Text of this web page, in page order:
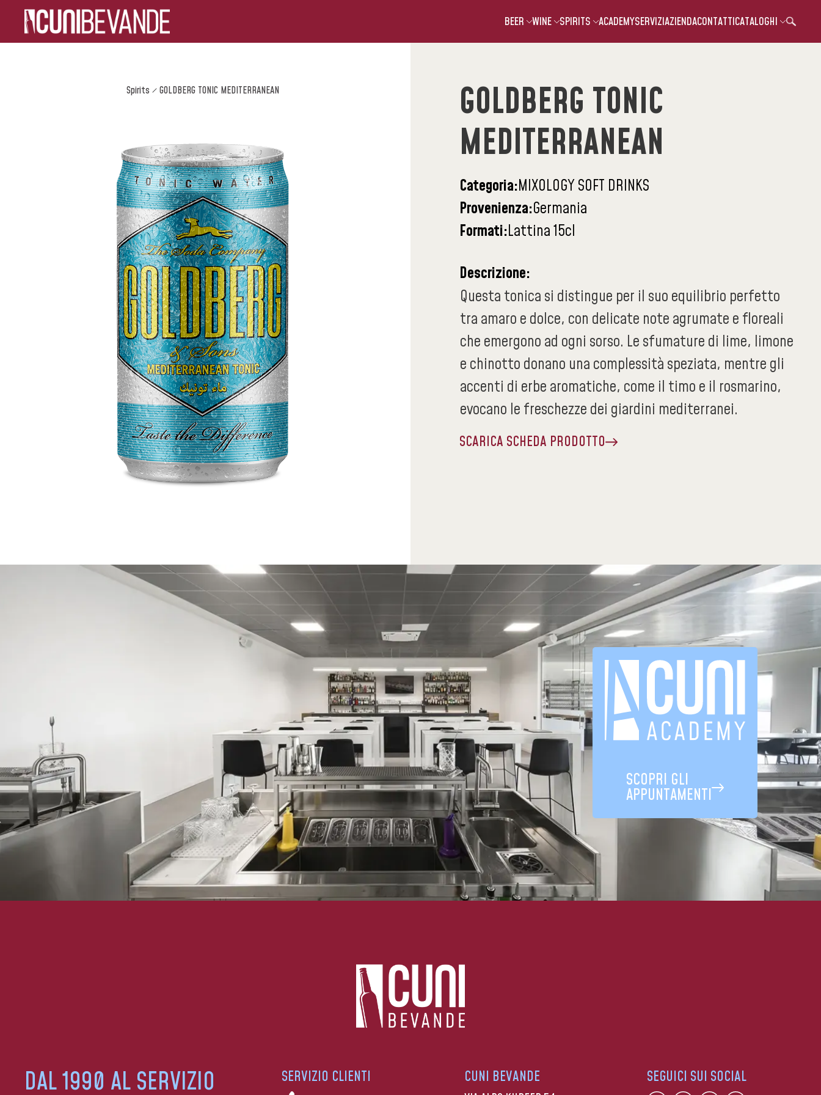
BEER WINE SPIRITS ACADEMYSERVIZIAZIENDACONTATTICATALOGHI
Spirits GOLDBERG TONIC MEDITERRANEAN
GOLDBERG TONIC
MEDITERRANEAN
Categoria:MIXOLOGY SOFT DRINKS
Provenienza:Germania
Formati:Lattina 15cl
Descrizione:
Questa tonica si distingue per il suo equilibrio perfetto
tra amaro e dolce, con delicate note agrumate e floreali
che emergono ad ogni sorso. Le sfumature di lime, limone
e chinotto donano una complessità speziata, mentre gli
accenti di erbe aromatiche, come il timo e il rosmarino,
evocano le freschezze dei giardini mediterranei.
SCARICA SCHEDA PRODOTTO
SCOPRI GLI
APPUNTAMENTI
DAL 1990 AL SERVIZIO SERVIZIO CLIENTI CUNI BEVANDE SEGUICI SUI SOCIAL